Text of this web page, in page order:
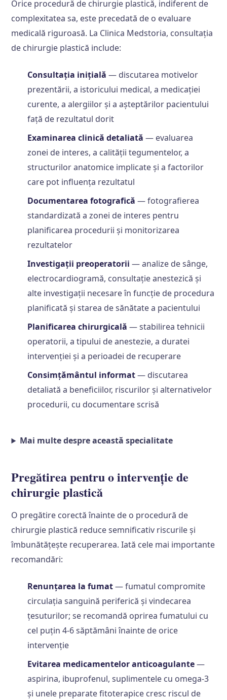
Orice procedură de chirurgie plastică, indiferent de
complexitatea sa, este precedată de o evaluare
medicală riguroasă. La Clinica Medstoria, consultația
de chirurgie plastică include:
Consultația inițială — discutarea motivelor
prezentării, a istoricului medical, a medicației
curente, a alergiilor și a așteptărilor pacientului
față de rezultatul dorit
Examinarea clinică detaliată — evaluarea
zonei de interes, a calității tegumentelor, a
structurilor anatomice implicate și a factorilor
care pot influența rezultatul
Documentarea fotografică — fotografierea
standardizată a zonei de interes pentru
planificarea procedurii și monitorizarea
rezultatelor
Investigații preoperatorii — analize de sânge,
electrocardiogramă, consultație anestezică și
alte investigații necesare în funcție de procedura
planificată și starea de sănătate a pacientului
Planificarea chirurgicală — stabilirea tehnicii
operatorii, a tipului de anestezie, a duratei
intervenției și a perioadei de recuperare
Consimțământul informat— discutarea
detaliată a beneficiilor, riscurilor și alternativelor
procedurii, cu documentare scrisă
Mai multe despre această specialitate
Pregătirea pentru o intervenție de
chirurgie plastică
O pregătire corectă înainte de o procedură de
chirurgie plastică reduce semnificativ riscurile și
îmbunătățește recuperarea. Iată cele mai importante
recomandări:
Renunțarea la fumat— fumatul compromite
circulația sanguină periferică și vindecarea
țesuturilor; se recomandă oprirea fumatului cu
cel puțin 4-6 săptămâni înainte de orice
intervenție
Evitarea medicamentelor anticoagulante—
aspirina, ibuprofenul, suplimentele cu omega-3
și unele preparate fitoterapice cresc riscul de